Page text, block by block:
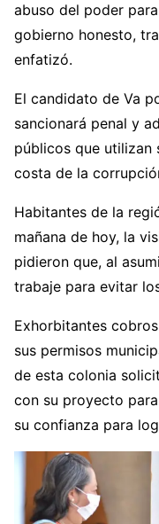
abuso del poder
gobierno honesto,
enfatizó.
El candidato de Va
sancionará penal y
públicos que utilizan
costa de la
Habitantes de la
mañana de hoy, la
pidieron que, al
trabaje para evitar
Exhorbitantes
sus permisos
de esta colonia
con su proyecto
su confianza para